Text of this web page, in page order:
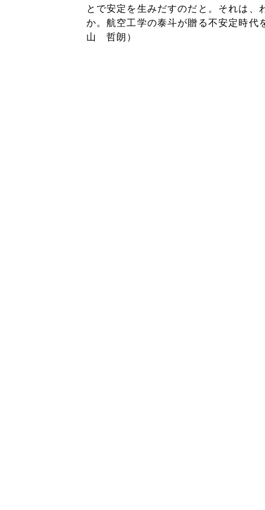
とで安定を生みだすのだと。それは
か。航空工学の泰斗が贈る不安定
山 哲朗）